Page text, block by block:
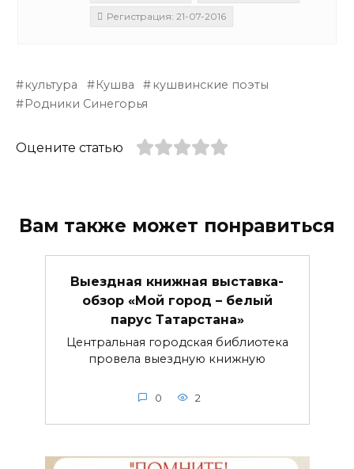
Регистрация: 21-07-2016
культура Кушва
кушвинские поэты
Родники Синегорья
Оцените статью
Вам также может понравиться
Выездная книжная выставка-
обзор «Мой город – белый
парус Татарстана»
Центральная городская библиотека
провела выездную книжную
0 2